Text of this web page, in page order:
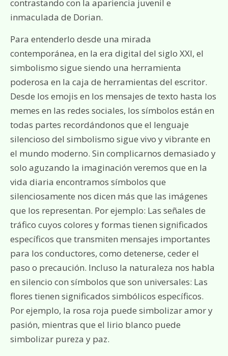
contrastando con la apariencia juvenil e
inmaculada de Dorian.
Para entenderlo desde una mirada
contemporánea, en la era digital del siglo XXI, el
simbolismo sigue siendo una herramienta
poderosa en la caja de herramientas del escritor.
Desde los emojis en los mensajes de texto hasta los
memes en las redes sociales, los símbolos están en
todas partes recordándonos que el lenguaje
silencioso del simbolismo sigue vivo y vibrante en
el mundo moderno. Sin complicarnos demasiado y
solo aguzando la imaginación veremos que en la
vida diaria encontramos símbolos que
silenciosamente nos dicen más que las imágenes
que los representan. Por ejemplo: Las señales de
tráfico cuyos colores y formas tienen significados
específicos que transmiten mensajes importantes
para los conductores, como detenerse, ceder el
paso o precaución. Incluso la naturaleza nos habla
en silencio con símbolos que son universales: Las
flores tienen significados simbólicos específicos.
Por ejemplo, la rosa roja puede simbolizar amor y
pasión, mientras que el lirio blanco puede
simbolizar pureza y paz.